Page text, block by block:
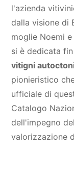
l'azienda
dalla visione di
moglie Noemi
si è dedicata
vitigni
pionieristico
ufficiale di
Catalogo
dell'impegno
valorizzazione